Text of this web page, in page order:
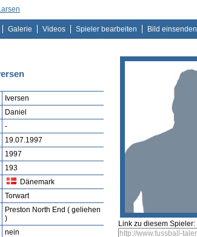
Galerie Videos Spieler bearbeiten Bild einsenden
Iversen
Daniel
-
19.07.1997
1997
193
Dänemark
Torwart
Preston North End ( geliehen
)
nein
Link zu diesem Spieler: